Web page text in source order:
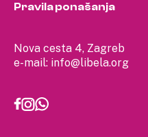
Nova cesta 4, Zagreb
e-mail: info@libela.org
Pravila ponašanja